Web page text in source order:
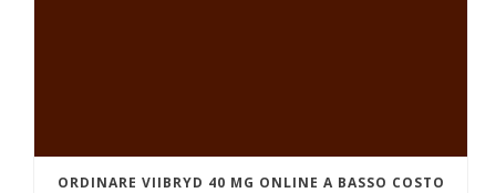
ORDINARE VIIBRYD 40 MG ONLINE A BASSO COSTO